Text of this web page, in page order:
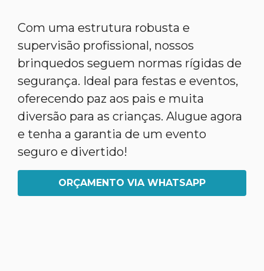
Com uma estrutura robusta e
supervisão profissional, nossos
brinquedos seguem normas rígidas de
segurança. Ideal para festas e eventos,
oferecendo paz aos pais e muita
diversão para as crianças. Alugue agora
e tenha a garantia de um evento
seguro e divertido!
ORÇAMENTO VIA WHATSAPP